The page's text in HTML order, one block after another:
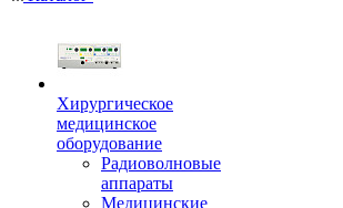
Хирургическое
медицинское
оборудование
Радиоволновые
аппараты
Медицинские